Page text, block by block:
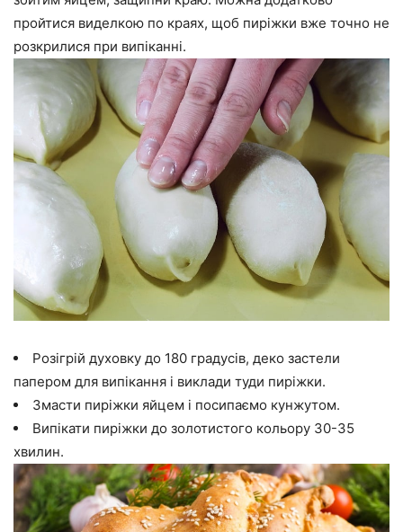
пройтися виделкою по краях, щоб пиріжки вже точно не
розкрилися при випіканні.
Розігрій духовку до 180 градусів, деко застели
папером для випікання і виклади туди пиріжки.
Змасти пиріжки яйцем і посипаємо кунжутом.
Випікати пиріжки до золотистого кольору 30-35
хвилин.